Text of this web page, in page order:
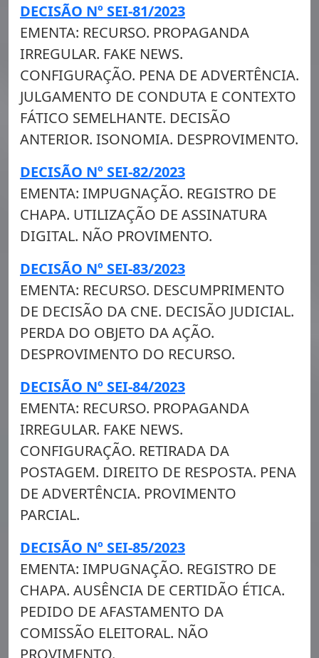
DECISÃO Nº SEI-81/2023
EMENTA: RECURSO. PROPAGANDA
IRREGULAR. FAKE NEWS.
CONFIGURAÇÃO. PENA DE ADVERTÊNCIA.
JULGAMENTO DE CONDUTA E CONTEXTO
FÁTICO SEMELHANTE. DECISÃO
ANTERIOR. ISONOMIA. DESPROVIMENTO.
DECISÃO Nº SEI-82/2023
EMENTA: IMPUGNAÇÃO. REGISTRO DE
CHAPA. UTILIZAÇÃO DE ASSINATURA
DIGITAL. NÃO PROVIMENTO.
DECISÃO Nº SEI-83/2023
EMENTA: RECURSO. DESCUMPRIMENTO
DE DECISÃO DA CNE. DECISÃO JUDICIAL.
PERDA DO OBJETO DA AÇÃO.
DESPROVIMENTO DO RECURSO.
DECISÃO Nº SEI-84/2023
EMENTA: RECURSO. PROPAGANDA
IRREGULAR. FAKE NEWS.
CONFIGURAÇÃO. RETIRADA DA
POSTAGEM. DIREITO DE RESPOSTA. PENA
DE ADVERTÊNCIA. PROVIMENTO
PARCIAL.
DECISÃO Nº SEI-85/2023
EMENTA: IMPUGNAÇÃO. REGISTRO DE
CHAPA. AUSÊNCIA DE CERTIDÃO ÉTICA.
PEDIDO DE AFASTAMENTO DA
COMISSÃO ELEITORAL. NÃO
PROVIMENTO.